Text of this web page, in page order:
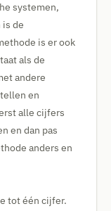
systemen,
is de
is er ook
als de
andere
en
alle cijfers
en dan pas
anders en
tot één cijfer.